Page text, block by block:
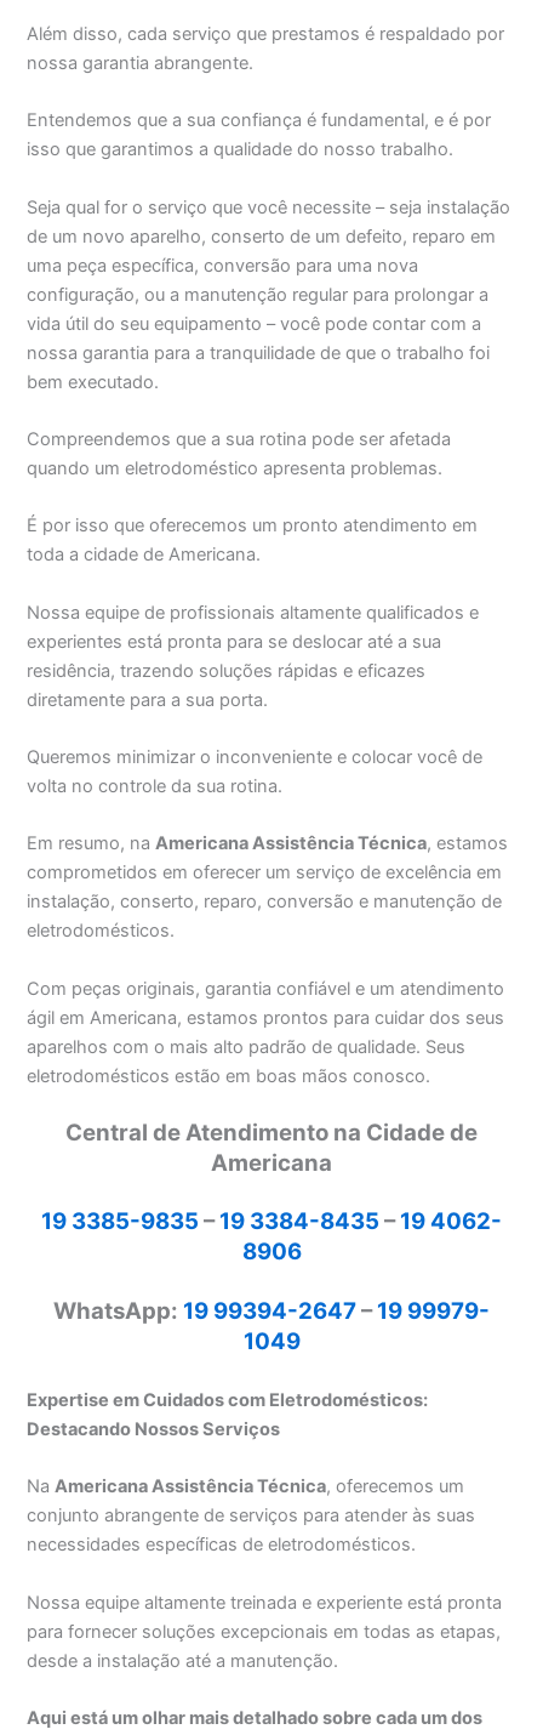
Além disso, cada serviço que prestamos é respaldado por
nossa garantia abrangente.
Entendemos que a sua confiança é fundamental, e é por
isso que garantimos a qualidade do nosso trabalho.
Seja qual for o serviço que você necessite – seja instalação
de um novo aparelho, conserto de um defeito, reparo em
uma peça específica, conversão para uma nova
configuração, ou a manutenção regular para prolongar a
vida útil do seu equipamento – você pode contar com a
nossa garantia para a tranquilidade de que o trabalho foi
bem executado.
Compreendemos que a sua rotina pode ser afetada
quando um eletrodoméstico apresenta problemas.
É por isso que oferecemos um pronto atendimento em
toda a cidade de Americana.
Nossa equipe de profissionais altamente qualificados e
experientes está pronta para se deslocar até a sua
residência, trazendo soluções rápidas e eficazes
diretamente para a sua porta.
Queremos minimizar o inconveniente e colocar você de
volta no controle da sua rotina.
Em resumo, naAmericana Assistência Técnica, estamos
comprometidos em oferecer um serviço de excelência em
instalação, conserto, reparo, conversão e manutenção de
eletrodomésticos.
Com peças originais, garantia confiável e um atendimento
ágil em Americana, estamos prontos para cuidar dos seus
aparelhos com o mais alto padrão de qualidade. Seus
eletrodomésticos estão em boas mãos conosco.
Central de Atendimento na Cidade de
Americana
19 3385-9835 –19 3384-8435 –19 4062-
8906
WhatsApp: 19 99394-2647–19 99979-
1049
Expertise em Cuidados com Eletrodomésticos:
Destacando Nossos Serviços
NaAmericana Assistência Técnica, oferecemos um
conjunto abrangente de serviços para atender às suas
necessidades específicas de eletrodomésticos.
Nossa equipe altamente treinada e experiente está pronta
para fornecer soluções excepcionais em todas as etapas,
desde a instalação até a manutenção.
Aqui está um olhar mais detalhado sobre cada um dos